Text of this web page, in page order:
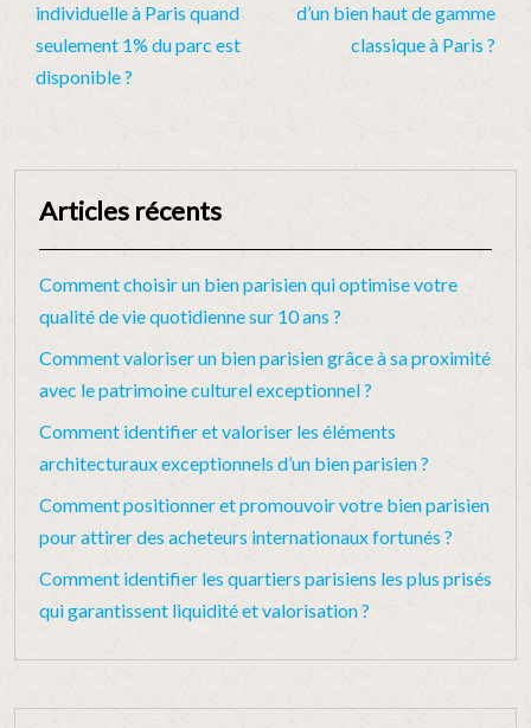
individuelle à Paris quand
seulement 1% du parc est
disponible ?
d’un bien haut de gamme
classique à Paris ?
Articles récents
Comment choisir un bien parisien qui optimise votre
qualité de vie quotidienne sur 10 ans ?
Comment valoriser un bien parisien grâce à sa proximité
avec le patrimoine culturel exceptionnel ?
Comment identifier et valoriser les éléments
architecturaux exceptionnels d’un bien parisien ?
Comment positionner et promouvoir votre bien parisien
pour attirer des acheteurs internationaux fortunés ?
Comment identifier les quartiers parisiens les plus prisés
qui garantissent liquidité et valorisation ?